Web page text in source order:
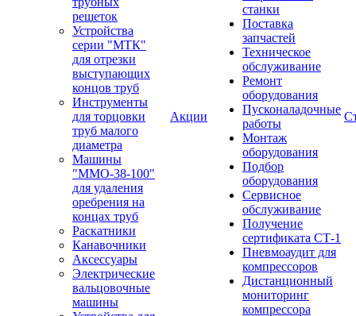
решеток
Устройства
серии "МТК"
для отрезки
выступающих
концов труб
Инструменты
для торцовки
труб малого
диаметра
Машины
"ММО-38-100"
для удаления
оребрения на
концах труб
Раскатники
Канавочники
Аксессуары
Электрические
вальцовочные
машины
Акции
станки
Поставка
запчастей
Техническое
обслуживание
Ремонт
оборудования
Пусконаладочные
работы
Монтаж
оборудования
Подбор
оборудования
Сервисное
обслуживание
Получение
сертификата СТ-1
Пневмоаудит для
компрессоров
Дистанционный
мониторинг
компрессора